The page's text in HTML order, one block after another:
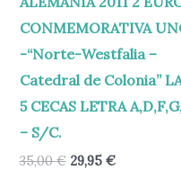
CONMEMORATIVA
-“Norte-Westfalia –
Catedral de Colonia”
5 CECAS LETRA
– S/C.
35,00€ 29,95 €